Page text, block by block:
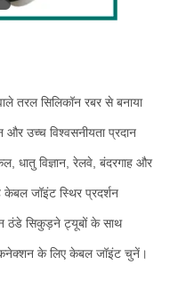
तरल सिलिकॉन रबर से बनाया
उच्च विश्वसनीयता प्रदान
धातु विज्ञान, रेलवे, बंदरगाह और
जॉइंट स्थिर प्रदर्शन
ठंडे सिकुड़ने ट्यूबों के साथ
के लिए केबल जॉइंट चुनें।